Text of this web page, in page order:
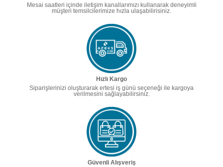
Mesai saatleri içinde iletişim kanallarımızı kullanarak deneyimli
müşteri temsilcilerimize hızla ulaşabilirisiniz.
Hızlı Kargo
Siparişlerinizi oluşturarak ertesi iş günü seçeneği ile kargoya
verilmesini sağlayabilirsiniz.
Güvenli Alışveriş